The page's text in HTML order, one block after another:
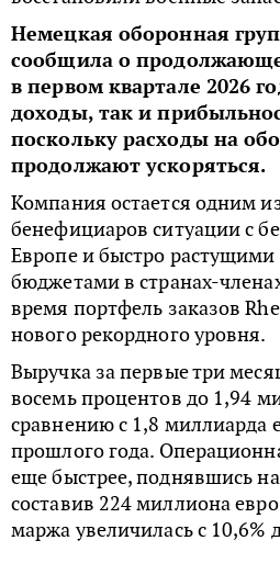
Немецкая оборонная
сообщила о
в первом квартале 2026
доходы, так и
поскольку расходы на
продолжают ускоряться.
Компания остается одним
бенефициаров ситуации с
Европе и быстро
бюджетами в странах-
время портфель заказов
нового рекордного уровня.
Выручка за первые три
восемь процентов до 1,94
сравнению с 1,8 миллиарда
прошлого года.
еще быстрее, поднявшись
составив 224 миллиона
маржа увеличилась с 10,6%